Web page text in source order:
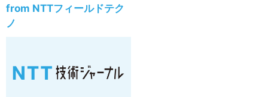
た背景、心疾患患者の運動習
慣獲得支援サービス「みえる
リハビリ」デザイン事例から
ブリック」を解き明かしま
す。
from NTTフィールドテク
ノ